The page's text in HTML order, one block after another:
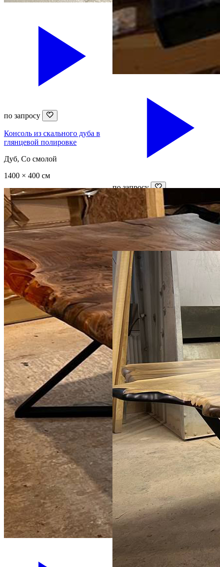
по запросу
Консоль из скального дуба в
глянцевой полировке
Дуб, Со смолой
1400 × 400 см
по запросу
Стол из дуба со смолой
Дуб, Со смолой
2200 × 1000 см